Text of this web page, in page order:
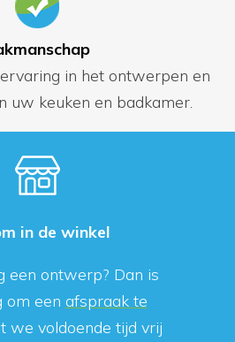
in het ontwerpen en
uw keuken en badkamer.
in de winkel
een ontwerp? Dan is
om een afspraak te
we voldoende tijd vrij